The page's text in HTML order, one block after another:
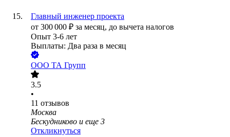
Главный инженер проекта
от 300 000 ₽ за месяц, до вычета налогов
Опыт 3-6 лет
Выплаты: Два раза в месяц
ООО ТА Групп
3.5
•
11 отзывов
Москва
Бескудниково и еще 3
Откликнуться